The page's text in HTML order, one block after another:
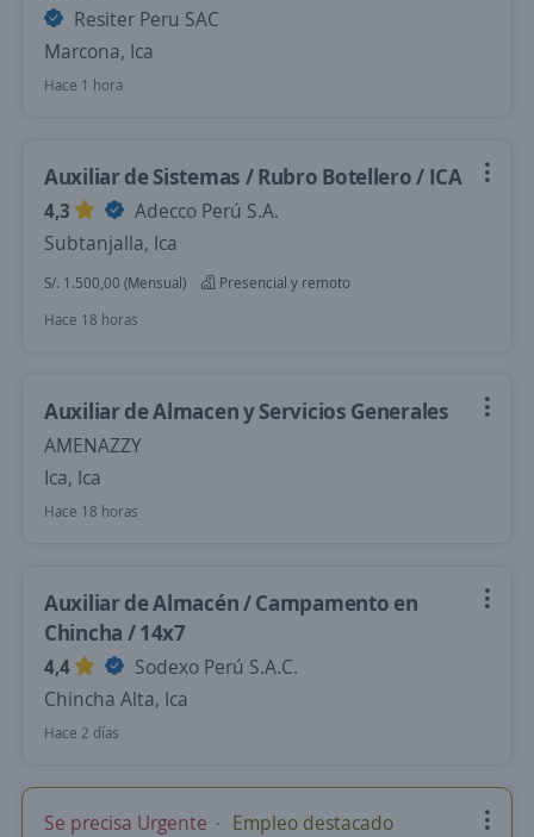
Resiter Peru SAC
Marcona, Ica
Hace 1 hora
Auxiliar de Sistemas / Rubro Botellero / ICA
4,3
Adecco Perú S.A.
Subtanjalla, Ica
S/. 1.500,00 (Mensual)
Presencial y remoto
Hace 18 horas
Auxiliar de Almacen y Servicios Generales
AMENAZZY
Ica, Ica
Hace 18 horas
Auxiliar de Almacén / Campamento en
Chincha / 14x7
4,4
Sodexo Perú S.A.C.
Chincha Alta, Ica
Hace 2 días
Se precisa Urgente Empleo destacado